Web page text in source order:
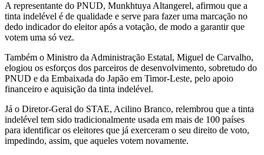
A representante do PNUD, Munkhtuya Altangerel, afirmou que a
tinta indelével é de qualidade e serve para fazer uma marcação no
dedo indicador do eleitor após a votação, de modo a garantir que
votem uma só vez.
Também o Ministro da Administração Estatal, Miguel de Carvalho,
elogiou os esforços dos parceiros de desenvolvimento, sobretudo do
PNUD e da Embaixada do Japão em Timor-Leste, pelo apoio
financeiro e aquisição da tinta indelével.
Já o Diretor-Geral do STAE, Acilino Branco, relembrou que a tinta
indelével tem sido tradicionalmente usada em mais de 100 países
para identificar os eleitores que já exerceram o seu direito de voto,
impedindo, assim, que aqueles votem novamente.